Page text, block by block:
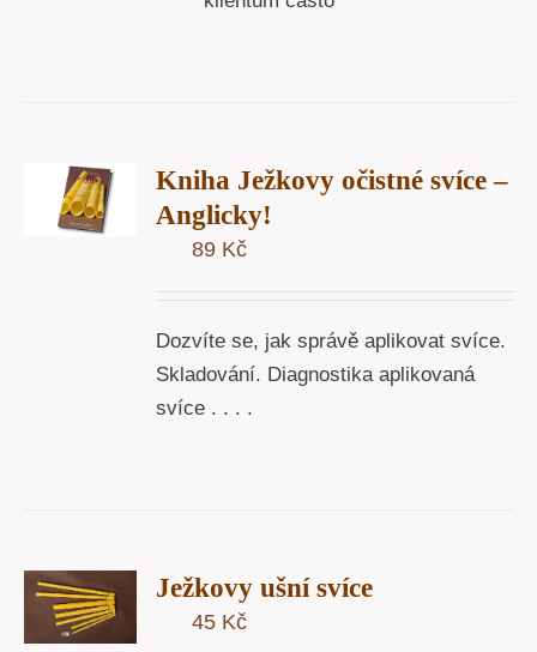
Kniha Ježkovy očistné svíce –
Anglicky!
89 Kč
Dozvíte se, jak správě aplikovat svíce.
Skladování. Diagnostika aplikovaná
svíce . . . .
Ježkovy ušní svíce
45 Kč